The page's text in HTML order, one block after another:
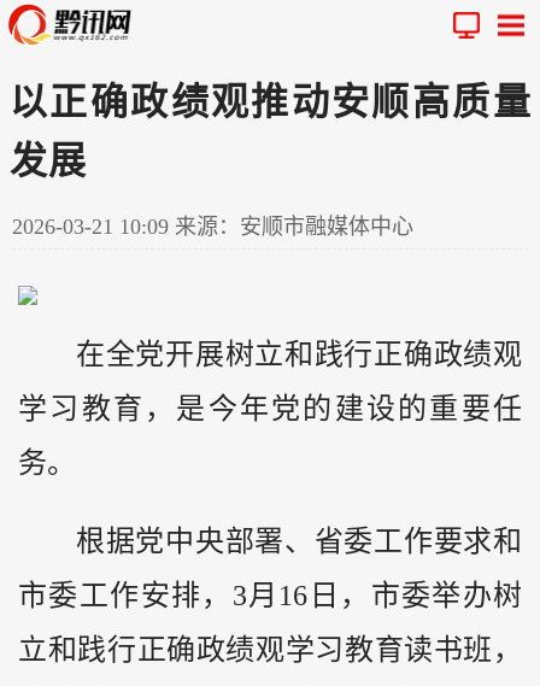
以正确政绩观推动安顺高质量
发展
2026-03-21 10:09 来源：安顺市融媒体中心
在全党开展树立和践行正确政绩观
学习教育，是今年党的建设的重要任
务。
根据党中央部署、省委工作要求和
市委工作安排，3月16日，市委举办树
立和践行正确政绩观学习教育读书班，